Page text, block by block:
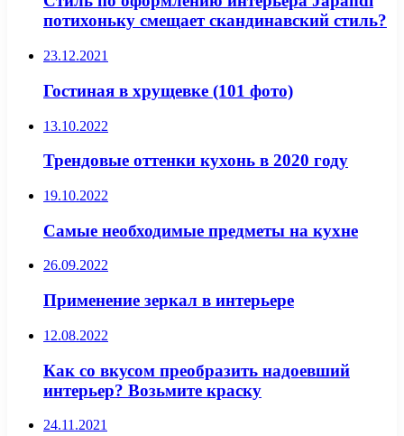
потихоньку смещает скандинавский стиль?
23.12.2021
Гостиная в хрущевке (101 фото)
13.10.2022
Трендовые оттенки кухонь в 2020 году
19.10.2022
Самые необходимые предметы на кухне
26.09.2022
Применение зеркал в интерьере
12.08.2022
Как со вкусом преобразить надоевший
интерьер? Возьмите краску
24.11.2021